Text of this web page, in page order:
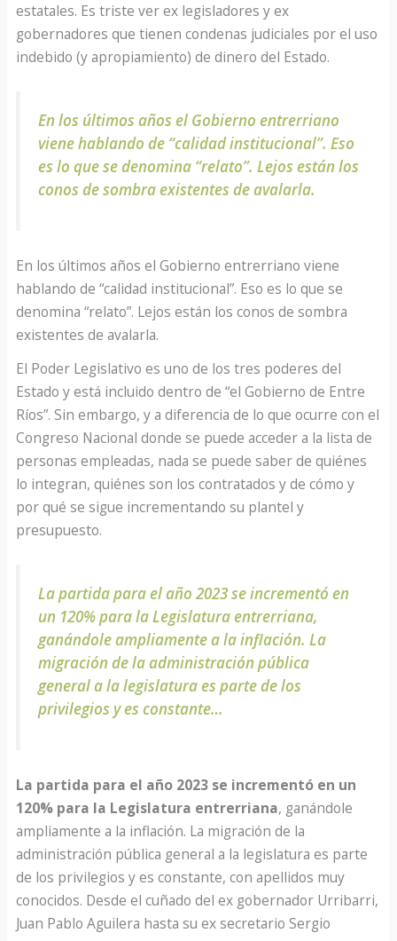
estatales. Es triste ver ex legisladores y ex
gobernadores que tienen condenas judiciales por el uso
indebido (y apropiamiento) de dinero del Estado.
En los últimos años el Gobierno entrerriano
viene hablando de “calidad institucional”. Eso
es lo que se denomina “relato”. Lejos están los
conos de sombra existentes de avalarla.
En los últimos años el Gobierno entrerriano viene
hablando de “calidad institucional”. Eso es lo que se
denomina “relato”. Lejos están los conos de sombra
existentes de avalarla.
El Poder Legislativo es uno de los tres poderes del
Estado y está incluido dentro de “el Gobierno de Entre
Ríos”. Sin embargo, y a diferencia de lo que ocurre con el
Congreso Nacional donde se puede acceder a la lista de
personas empleadas, nada se puede saber de quiénes
lo integran, quiénes son los contratados y de cómo y
por qué se sigue incrementando su plantel y
presupuesto.
La partida para el año 2023 se incrementó en
un 120% para la Legislatura entrerriana,
ganándole ampliamente a la inflación. La
migración de la administración pública
general a la legislatura es parte de los
privilegios y es constante…
La partida para el año 2023 se incrementó en un
120% para la Legislatura entrerriana, ganándole
ampliamente a la inflación. La migración de la
administración pública general a la legislatura es parte
de los privilegios y es constante, con apellidos muy
conocidos. Desde el cuñado del ex gobernador Urribarri,
Juan Pablo Aguilera hasta su ex secretario Sergio